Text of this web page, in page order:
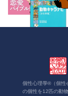
個性心理學®（個性
の個性を12匹の動